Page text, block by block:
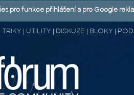
| UTILITY | DISKUZE | BLOKY |
pro funkce přihlášení a pro Google